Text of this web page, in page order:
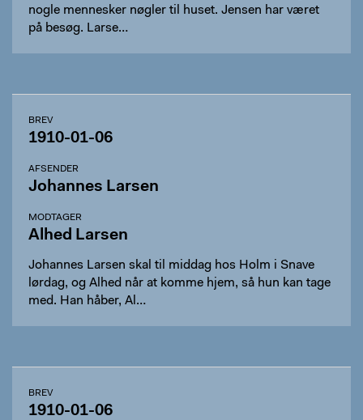
nogle mennesker nøgler til huset. Jensen har været
på besøg. Larse…
BREV
1910-01-06
AFSENDER
Johannes Larsen
MODTAGER
Alhed Larsen
Johannes Larsen skal til middag hos Holm i Snave
lørdag, og Alhed når at komme hjem, så hun kan tage
med. Han håber, Al…
BREV
1910-01-06